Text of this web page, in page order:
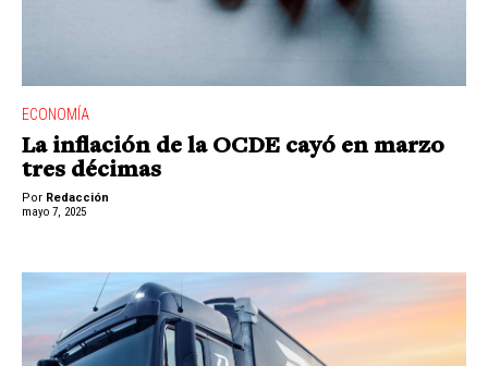
ECONOMÍA
La inflación de la OCDE cayó en marzo
tres décimas
Por Redacción
mayo 7, 2025